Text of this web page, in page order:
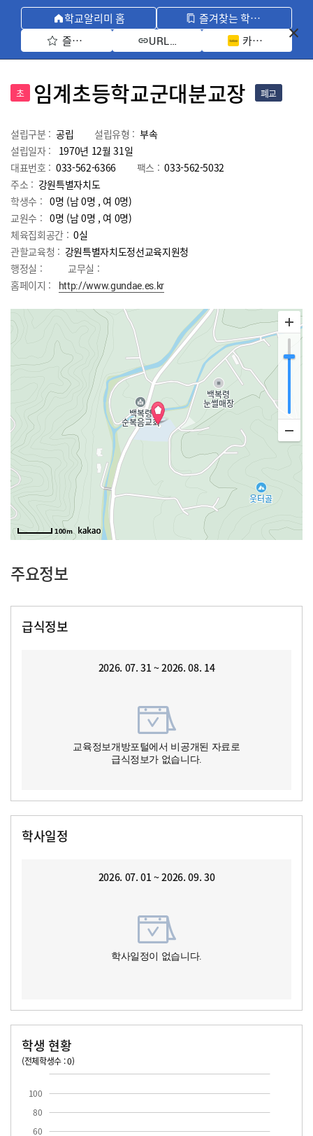
학교알리미 홈
즐겨찾는 학교 모아보기
즐겨찾기 선택
URL 복사 카카오톡 공유
초 임계초등학교군대분교장 폐교
설립구분 : 공립 설립유형 : 부속
설립일자 :
1970년 12월 31일
대표번호 : 033-562-6366 팩스 : 033-562-5032
주소 : 강원특별자치도
학생수 : 0명 (남 0명 , 여 0명)
교원수 : 0명 (남0명 , 여 0명)
체육집회공간 : 0실
관할교육청 : 강원특별자치도정선교육지원청
행정실 :
교무실 :
홈페이지 :
http://www.gundae.es.kr
100m
주요정보
급식정보
2026. 07. 31 ~ 2026. 08. 14
교육정보개방포털에서 비공개된 자료로
급식정보가 없습니다.
학사일정
2026. 07. 01 ~ 2026. 09. 30
학사일정이 없습니다.
학생 현황
(전체학생수 : 0)
60
80
100